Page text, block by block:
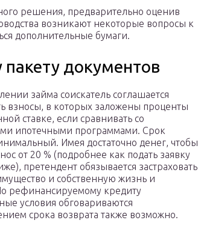
решения, предварительно оценив
возникают некоторые вопросы к
дополнительные бумаги.
документов
займа соискатель соглашается
взносы, в которых заложены проценты
ставке, если сравнивать со
ипотечными программами. Срок
Имея достаточно денег, чтобы
от 20 % (подробнее как подать заявку
претендент обязывается застраховать
и собственную жизнь и
рефинансируемому кредиту
условия обговариваются
срока возврата также возможно.